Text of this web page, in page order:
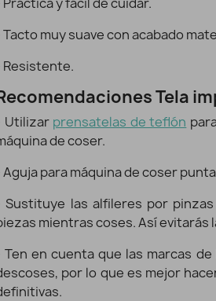
Tacto muy suave con acabado
Resistente.
Tela
Utilizar prensatelas de teflón
de coser.
Aguja para máquina de coser
Sustituye las alfileres por
mientras coses. Así evitarás
Ten en cuenta que las marcas
por lo que es mejor
€